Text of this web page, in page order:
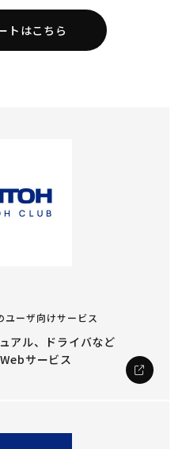
トはこちら
ユーザ向けサービス
アル、ドライバなど
サービス